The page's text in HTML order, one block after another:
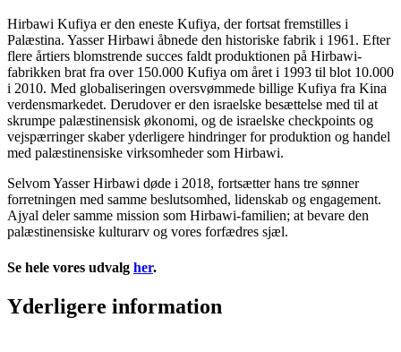
Hirbawi Kufiya er den eneste Kufiya, der fortsat fremstilles i
Palæstina. Yasser Hirbawi åbnede den historiske fabrik i 1961. Efter
flere årtiers blomstrende succes faldt produktionen på Hirbawi-
fabrikken brat fra over 150.000 Kufiya om året i 1993 til blot 10.000
i 2010. Med globaliseringen oversvømmede billige Kufiya fra Kina
verdensmarkedet. Derudover er den israelske besættelse med til at
skrumpe palæstinensisk økonomi, og de israelske checkpoints og
vejspærringer skaber yderligere hindringer for produktion og handel
med palæstinensiske virksomheder som Hirbawi.
Selvom Yasser Hirbawi døde i 2018, fortsætter hans tre sønner
forretningen med samme beslutsomhed, lidenskab og engagement.
Ajyal deler samme mission som Hirbawi-familien; at bevare den
palæstinensiske kulturarv og vores forfædres sjæl.
Se hele vores udvalg her.
Yderligere information